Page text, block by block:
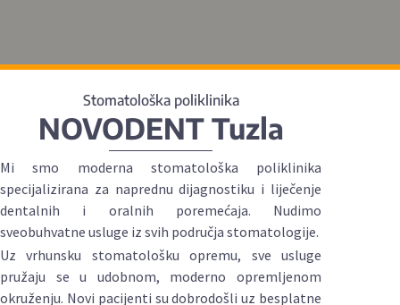
Stomatološka poliklinika
NOVODENT Tuzla
Mi smo moderna stomatološka poliklinika
specijalizirana za naprednu dijagnostiku i liječenje
dentalnih i oralnih poremećaja. Nudimo
sveobuhvatne usluge iz svih područja stomatologije.
Uz vrhunsku stomatološku opremu, sve usluge
pružaju se u udobnom, moderno opremljenom
okruženju. Novi pacijenti su dobrodošli uz besplatne